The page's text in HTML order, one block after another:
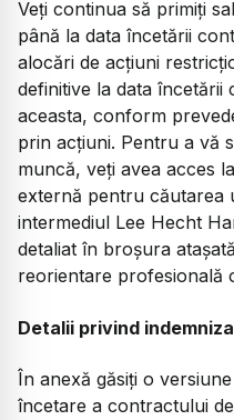
Veți continua să primiți
până la data încetării
alocări de acțiuni
definitive la data încetării
aceasta, conform
prin acțiuni. Pentru a vă
muncă, veți avea acces
externă pentru căutarea
intermediul Lee Hecht
detaliat în broșura
reorientare profesională
Detalii privind
În anexă găsiți o
încetare a contractului